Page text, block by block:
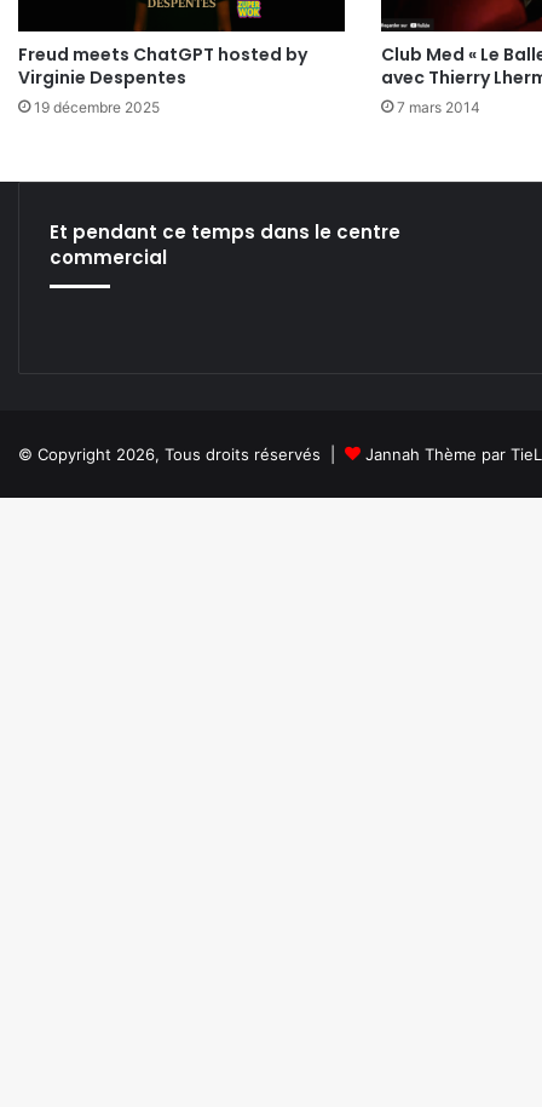
Freud meets ChatGPT hosted by
Virginie Despentes
19 décembre 2025
Club Med « Le
avec Thierry
7 mars 2014
Et pendant ce temps dans le centre
commercial
© Copyright 2026, Tous droits réservés | Jannah Thème par